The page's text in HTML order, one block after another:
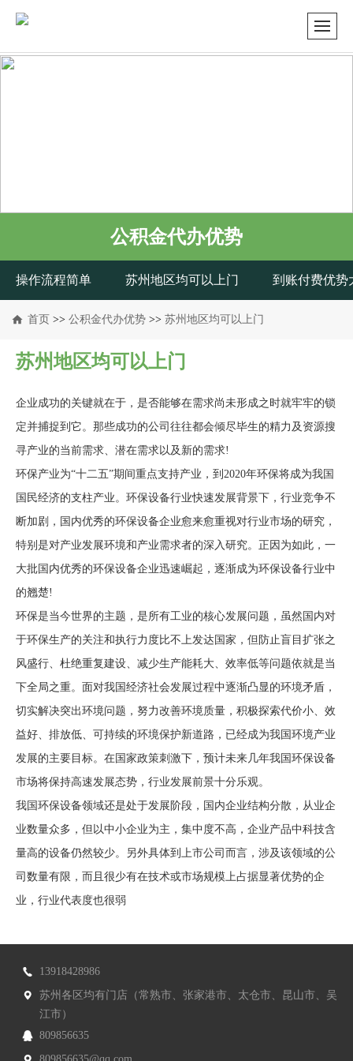
公积金代办优势
操作流程简单 苏州地区均可以上门 到账付费优势
首页 >> 公积金代办优势 >> 苏州地区均可以上门
苏州地区均可以上门
企业成功的关键就在于，是否能够在需求尚未形成之时就牢牢的锁
定并捕捉到它。那些成功的公司往往都会倾尽毕生的精力及资源搜
寻产业的当前需求、潜在需求以及新的需求!
环保产业为“十二五”期间重点支持产业，到2020年环保将成为我国
国民经济的支柱产业。环保设备行业快速发展背景下，行业竞争不
断加剧，国内优秀的环保设备企业愈来愈重视对行业市场的研究，
特别是对产业发展环境和产业需求者的深入研究。正因为如此，一
大批国内优秀的环保设备企业迅速崛起，逐渐成为环保设备行业中
的翘楚!
环保是当今世界的主题，是所有工业的核心发展问题，虽然国内对
于环保生产的关注和执行力度比不上发达国家，但防止盲目扩张之
风盛行、杜绝重复建设、减少生产能耗大、效率低等问题依就是当
下全局之重。面对我国经济社会发展过程中逐渐凸显的环境矛盾，
切实解决突出环境问题，努力改善环境质量，积极探索代价小、效
益好、排放低、可持续的环境保护新道路，已经成为我国环境产业
发展的主要目标。在国家政策刺激下，预计未来几年我国环保设备
市场将保持高速发展态势，行业发展前景十分乐观。
我国环保设备领域还是处于发展阶段，国内企业结构分散，从业企
业数量众多，但以中小企业为主，集中度不高，企业产品中科技含
量高的设备仍然较少。另外具体到上市公司而言，涉及该领域的公
司数量有限，而且很少有在技术或市场规模上占据显著优势的企
业，行业代表度也很弱
13918428986
苏州各区均有门店（常熟市、张家港市、太仓市、昆山市、吴
江市）
809856635